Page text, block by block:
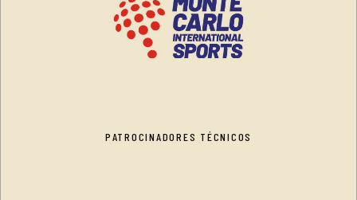
PATROCINADORES TÉCNICOS